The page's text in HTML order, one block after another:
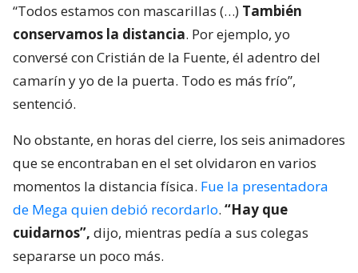
“Todos estamos con mascarillas (…) También
conservamos la distancia. Por ejemplo, yo
conversé con Cristián de la Fuente, él adentro del
camarín y yo de la puerta. Todo es más frío”,
sentenció.
No obstante, en horas del cierre, los seis animadores
que se encontraban en el set olvidaron en varios
momentos la distancia física. Fue la presentadora
de Mega quien debió recordarlo. “Hay que
cuidarnos”, dijo, mientras pedía a sus colegas
separarse un poco más.